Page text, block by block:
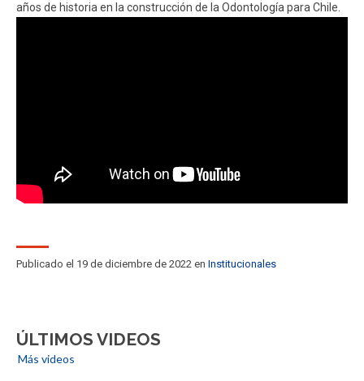
años de historia en la construcción de la Odontología para Chile.
Publicado el 19 de diciembre de 2022 en Institucionales
ÚLTIMOS VIDEOS
Más videos